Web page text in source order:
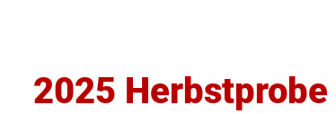
2025 Herbstprobe